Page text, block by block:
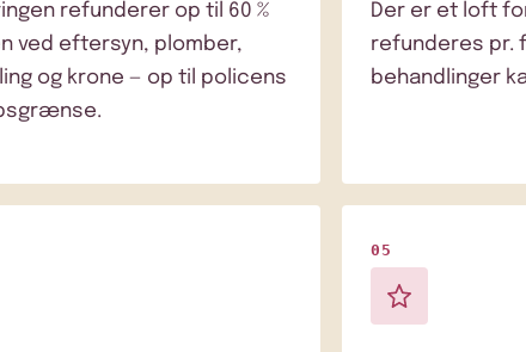
refunderer op til 60 %
ved eftersyn, plomber,
og krone — op til policens
Der er et loft
refunderes pr.
behandlinger
05